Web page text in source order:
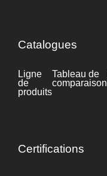
Catalogues
Ligne
de
produits
Tableau de
comparaison
Certifications